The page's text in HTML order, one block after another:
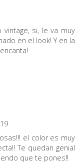
vintage, si, le va muy
en el look! Y en la
el color es muy
Te quedan genial
que te pones!!